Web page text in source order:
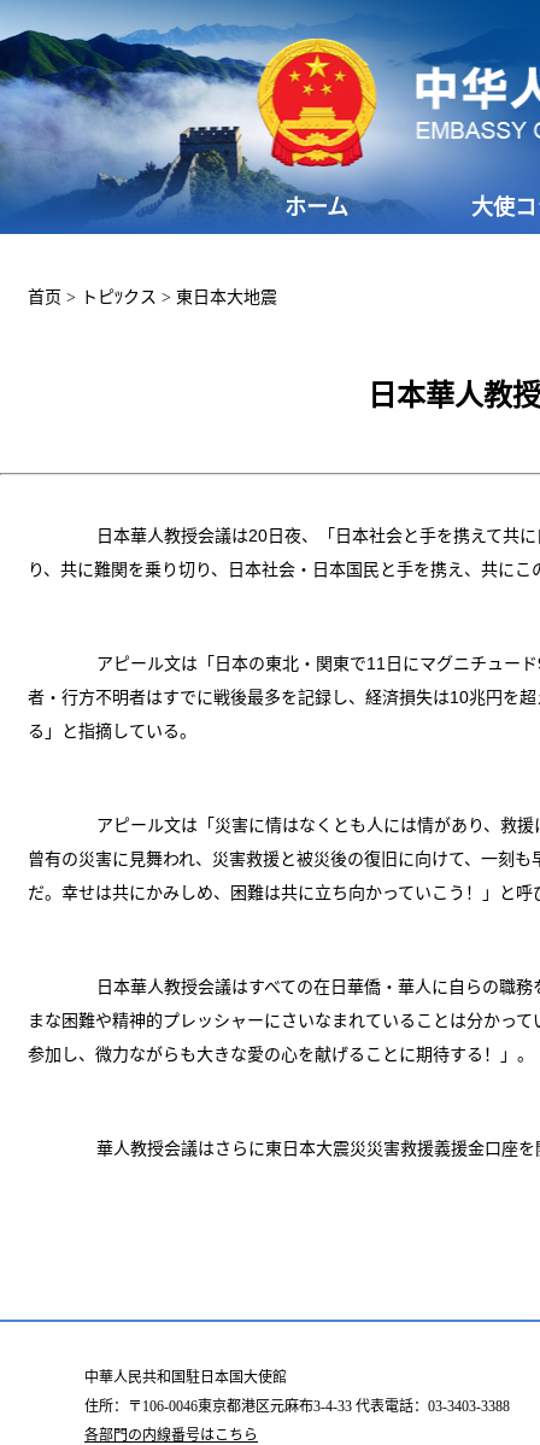
ホーム 大使
首页 > トピﾂクス > 東日本大地震
日本華人教
日本華人教授会議は20日夜、「日本社会と手を携えて共
り、共に難関を乗り切り、日本社会・日本国民と手を携え、共に
アピール文は「日本の東北・関東で11日にマグニチュー
者・行方不明者はすでに戦後最多を記録し、経済損失は10兆円を
る」と指摘している。
アピール文は「災害に情はなくとも人には情があり、救
曾有の災害に見舞われ、災害救援と被災後の復旧に向けて、一刻
だ。幸せは共にかみしめ、困難は共に立ち向かっていこう！」と呼
日本華人教授会議はすべての在日華僑・華人に自らの職
まな困難や精神的プレッシャーにさいなまれていることは分かっ
参加し、微力ながらも大きな愛の心を献げることに期待する！」。
華人教授会議はさらに東日本大震災災害救援義援金口座
中華人民共和国駐日本国大使館
住所：〒106-0046東京都港区元麻布3-4-33 代表電話：03-3403-3388
各部門の内線番号はこちら